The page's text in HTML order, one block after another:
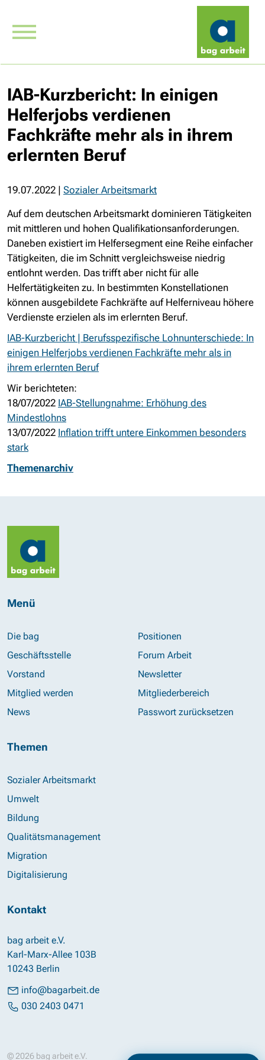
IAB-Kurzbericht: In einigen
Helferjobs verdienen
Fachkräfte mehr als in ihrem
erlernten Beruf
19.07.2022 | Sozialer Arbeitsmarkt
Auf dem deutschen Arbeitsmarkt dominieren Tätigkeiten
mit mittleren und hohen Qualifikationsanforderungen.
Daneben existiert im Helfersegment eine Reihe einfacher
Tätigkeiten, die im Schnitt vergleichsweise niedrig
entlohnt werden. Das trifft aber nicht für alle
Helfertätigkeiten zu. In bestimmten Konstellationen
können ausgebildete Fachkräfte auf Helferniveau höhere
Verdienste erzielen als im erlernten Beruf.
IAB-Kurzbericht | Berufsspezifische Lohnunterschiede: In
einigen Helferjobs verdienen Fachkräfte mehr als in
ihrem erlernten Beruf
Wir berichteten:
18/07/2022 IAB-Stellungnahme: Erhöhung des
Mindestlohns
13/07/2022 Inflation trifft untere Einkommen besonders
stark
Themenarchiv
Menü
Die bag
Geschäftsstelle
Vorstand
Mitglied werden
News
Positionen
Forum Arbeit
Newsletter
Mitgliederbereich
Passwort zurücksetzen
Themen
Sozialer Arbeitsmarkt
Umwelt
Bildung
Qualitätsmanagement
Migration
Digitalisierung
Kontakt
bag arbeit e.V.
Karl-Marx-Allee 103B
10243 Berlin
info@bagarbeit.de
030 2403 0471
© 2026 bag arbeit e.V.